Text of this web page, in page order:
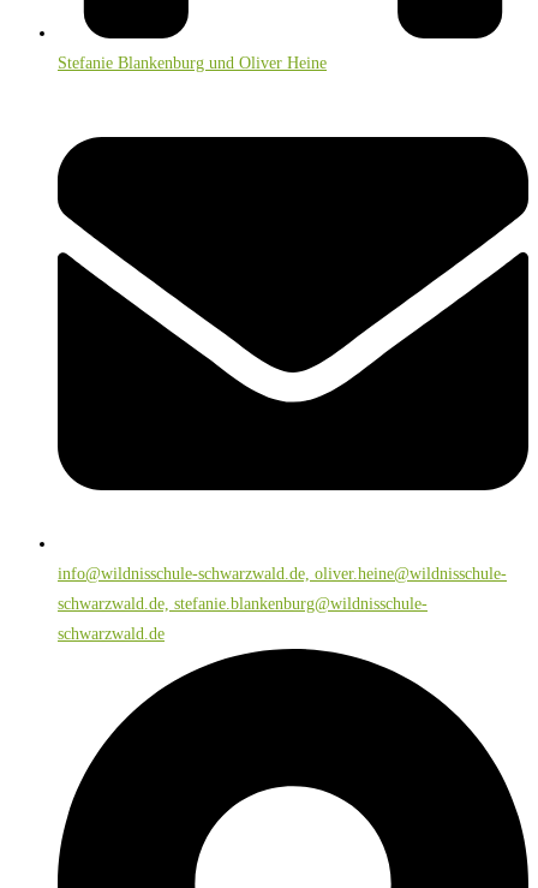
Stefanie Blankenburg und Oliver Heine
info@wildnisschule-schwarzwald.de, oliver.heine@wildnisschule-
schwarzwald.de, stefanie.blankenburg@wildnisschule-
schwarzwald.de